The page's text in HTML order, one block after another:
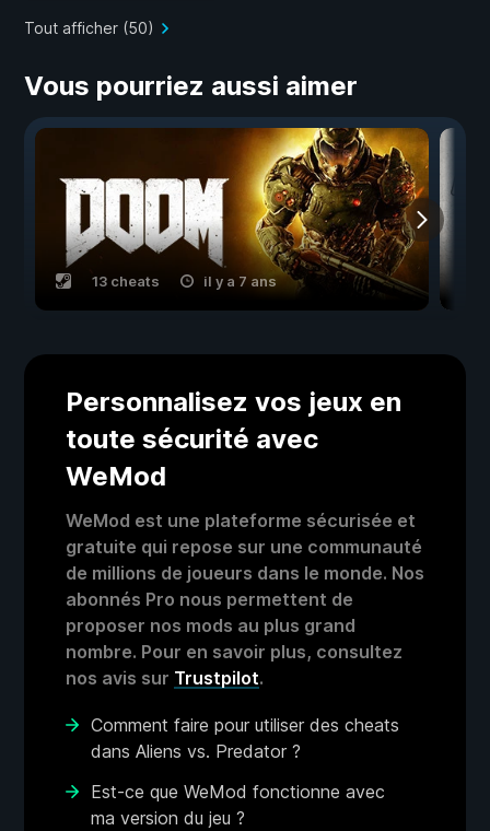
Tout afficher (50)
Vous pourriez aussi aimer
13 cheats il y a 7 ans
Personnalisez vos jeux en
toute sécurité avec
WeMod
WeMod est une plateforme sécurisée et
gratuite qui repose sur une communauté
de millions de joueurs dans le monde. Nos
abonnés Pro nous permettent de
proposer nos mods au plus grand
nombre. Pour en savoir plus, consultez
nos avis sur Trustpilot.
Comment faire pour utiliser des cheats
dans Aliens vs. Predator ?
Est-ce que WeMod fonctionne avec
ma version du jeu ?